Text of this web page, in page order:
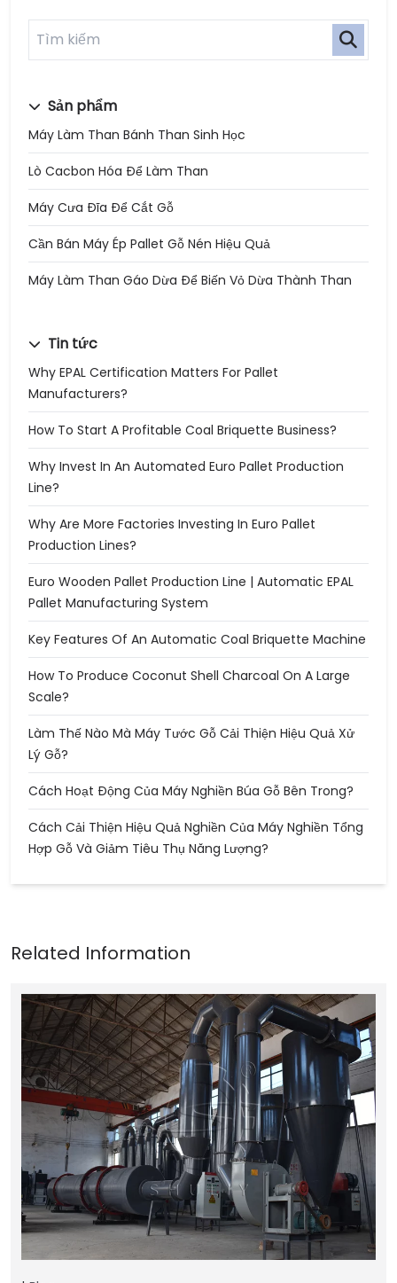
Sản phẩm
Máy Làm Than Bánh Than Sinh Học
Lò Cacbon Hóa Để Làm Than
Máy Cưa Đĩa Để Cắt Gỗ
Cần Bán Máy Ép Pallet Gỗ Nén Hiệu Quả
Máy Làm Than Gáo Dừa Để Biến Vỏ Dừa Thành Than
Tin tức
Why EPAL Certification Matters For Pallet
Manufacturers?
How To Start A Profitable Coal Briquette Business?
Why Invest In An Automated Euro Pallet Production
Line?
Why Are More Factories Investing In Euro Pallet
Production Lines?
Euro Wooden Pallet Production Line | Automatic EPAL
Pallet Manufacturing System
Key Features Of An Automatic Coal Briquette Machine
How To Produce Coconut Shell Charcoal On A Large
Scale?
Làm Thế Nào Mà Máy Tước Gỗ Cải Thiện Hiệu Quả Xử
Lý Gỗ?
Cách Hoạt Động Của Máy Nghiền Búa Gỗ Bên Trong?
Cách Cải Thiện Hiệu Quả Nghiền Của Máy Nghiền Tổng
Hợp Gỗ Và Giảm Tiêu Thụ Năng Lượng?